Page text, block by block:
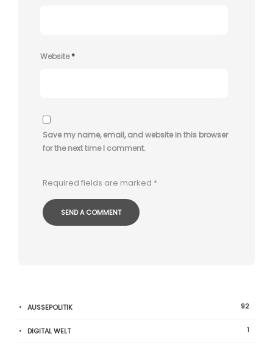
Website*
Save my name, email, and website in this browser
for the next time I comment.
Required fields are marked *
AUSSEPOLITIK 92
DIGITAL WELT 1